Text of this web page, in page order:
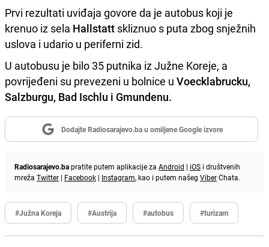
Prvi rezultati uviđaja govore da je autobus koji je
krenuo iz sela Hallstatt skliznuo s puta zbog snježnih
uslova i udario u periferni zid.
U autobusu je bilo 35 putnika iz Južne Koreje, a
povrijeđeni su prevezeni u bolnice u Voecklabrucku,
Salzburgu, Bad Ischlu i Gmundenu.
Dodajte Radiosarajevo.ba u omiljene Google izvore
Radiosarajevo.bapratite putem aplikacije za Android | iOS i društvenih
mreža Twitter | Facebook | Instagram, kao i putem našeg ViberChata.
#Južna Koreja #Austrija #autobus #turizam